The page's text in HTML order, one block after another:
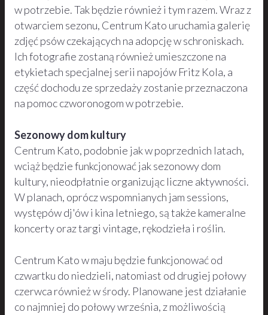
w potrzebie. Tak będzie również i tym razem. Wraz z
otwarciem sezonu, Centrum Kato uruchamia galerię
zdjęć psów czekających na adopcję w schroniskach.
Ich fotografie zostaną również umieszczone na
etykietach specjalnej serii napojów Fritz Kola, a
część dochodu ze sprzedaży zostanie przeznaczona
na pomoc czworonogom w potrzebie.
Sezonowy dom kultury
Centrum Kato, podobnie jak w poprzednich latach,
wciąż będzie funkcjonować jak sezonowy dom
kultury, nieodpłatnie organizując liczne aktywności.
W planach, oprócz wspomnianych jam sessions,
występów dj'ów i kina letniego, są także kameralne
koncerty oraz targi vintage, rękodzieła i roślin.
Centrum Kato w maju będzie funkcjonować od
czwartku do niedzieli, natomiast od drugiej połowy
czerwca również w środy. Planowane jest działanie
co najmniej do połowy września, z możliwością